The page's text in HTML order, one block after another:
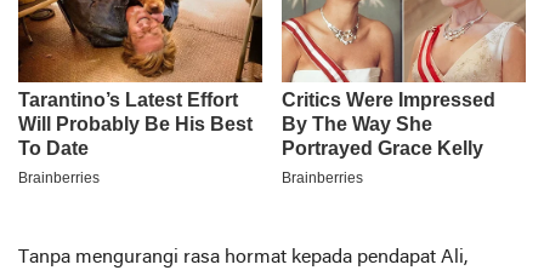
Tanpa mengurangi rasa hormat kepada pendapat Ali,